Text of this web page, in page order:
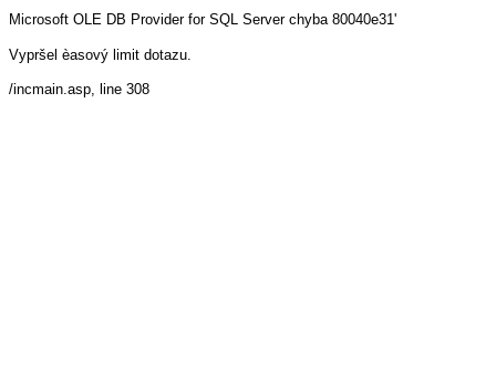
Microsoft OLE DB Provider for SQL Server chyba 80040e31'
Vypršel èasový limit dotazu.
/incmain.asp, line 308